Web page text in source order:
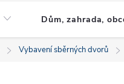
Dům, zahrada,
Vybavení sběrných dvorů